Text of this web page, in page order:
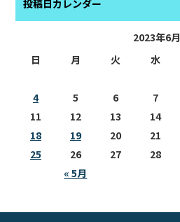
投稿日カレンダー
2023年6月
日
月 火 水
« 5月
4
5 6 7
11
12 13 14
18
19 20 21
25
26 27 28